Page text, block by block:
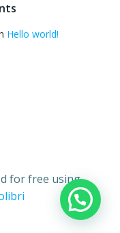
Hello world!
for free using